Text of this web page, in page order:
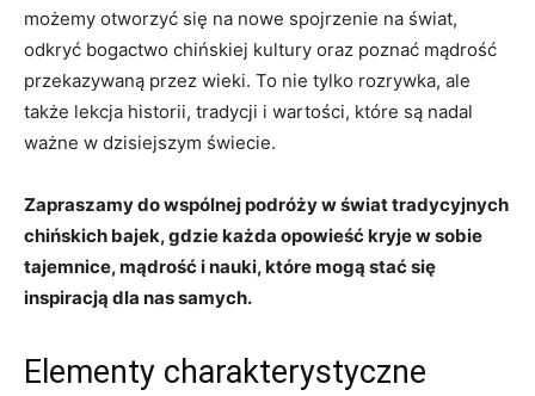
możemy otworzyć się na nowe spojrzenie na świat,
odkryć bogactwo chińskiej kultury oraz poznać mądrość
przekazywaną przez wieki.‍ To ‍nie tylko rozrywka, ale
także lekcja ​historii, tradycji i wartości, które są nadal
ważne w dzisiejszym świecie.
Zapraszamy do wspólnej podróży w świat tradycyjnych
chińskich bajek, ‌gdzie każda opowieść​ kryje w sobie
tajemnice, mądrość i nauki,⁣ które mogą stać się
inspiracją dla nas samych.
Elementy charakterystyczne